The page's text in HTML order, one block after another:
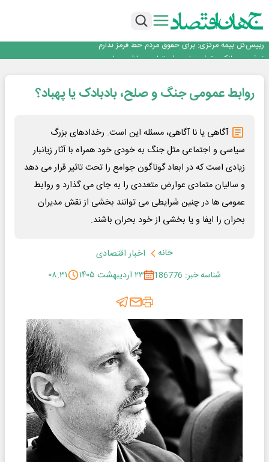
عبور فکور صنعت از مرز ۵۳ همت درآمد
نرخ سود بانکی؛ تیغ دو لبه برای تولید و بازار سرمایه
ثبت بالاترین رکورد تاریخی در بازار سهام؛ ارزش معاملات خرد به ۶۶ همت رسید
عبور فکور صنعت از مرز ۵۳ همت درآمد
روابط عمومی جنگ و صلح، بادبادک یا پهباد؟
آگاهی یا نا آگاهی، مسئله این است. رخدادهای بزرگ
سیاسی و اجتماعی مثل جنگ به خودی خود همراه با آثار زیانبار
زیادی است که در ابعاد گوناگون جوامع را تحت تاثیر قرار می دهد
و سالیان متمادی عوارض متعددی را به جای می گذارد و روابط
عمومی ها در چنین شرایطی می توانند بخشی از نقش مدیران
بحران را ایفا و یا بخشی از خود بحران باشند.
خانه
اخبار اقتصادی
شناسه خبر: 186776
۲۳ اردیبهشت ۱۴۰۵ ۰۸:۳۱